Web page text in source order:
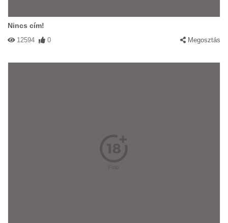
Nincs cím!
12594 0 Megosztás